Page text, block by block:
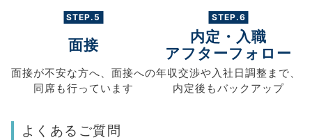
STEP.5
面接
面接が不安な方へ、 面接への
同席も行っています
STEP.6
内定・入職
アフターフォロー
年収交渉や入社日調整まで、
内定後もバックアップ
よくあるご質問